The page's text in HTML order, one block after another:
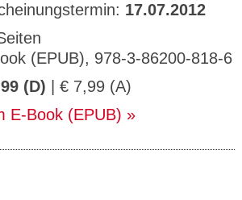
17.07.2012
(EPUB), 978-3-86200-818-6
(D) | € 7,99 (A)
E-Book (EPUB)